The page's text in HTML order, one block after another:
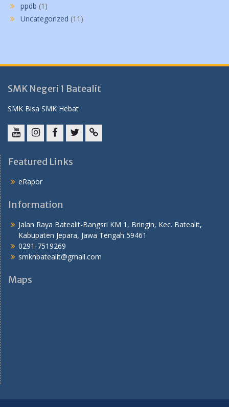
ppdb (1)
Uncategorized (11)
SMK Negeri 1 Batealit
SMK Bisa SMK Hebat
Featured Links
eRapor
Information
Jalan Raya Batealit-Bangsri KM 1, Bringin, Kec. Batealit,
Kabupaten Jepara, Jawa Tengah 59461
0291-7519269
smknbatealit@gmail.com
Maps